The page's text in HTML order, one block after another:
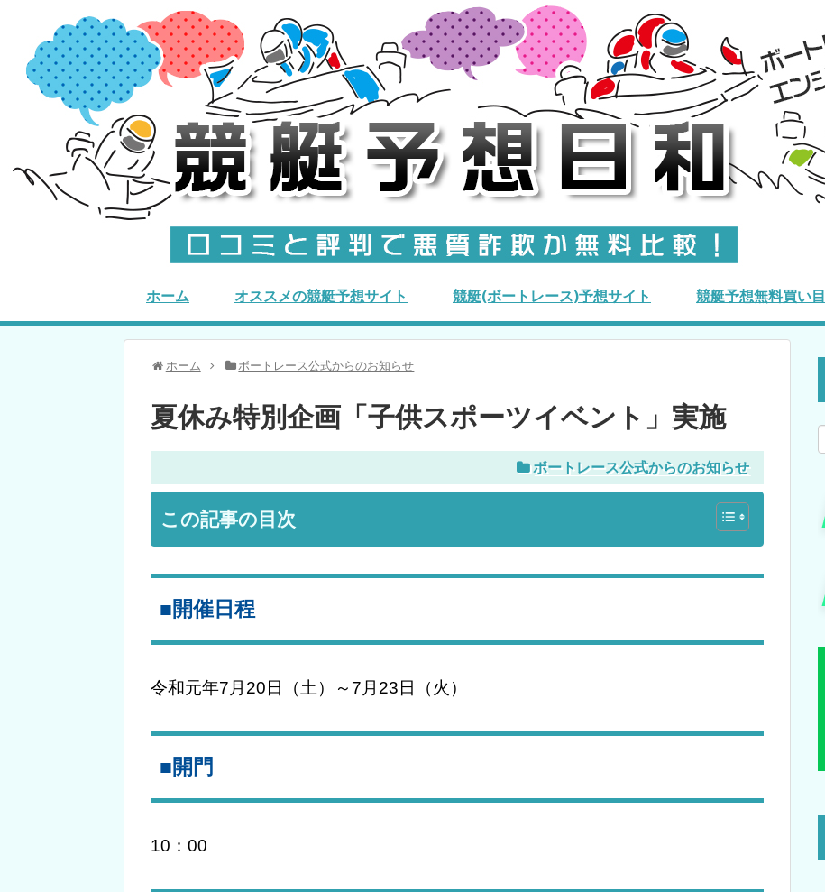
ホーム オススメの競艇予想サイト 競艇(ボートレース)予想サイト 競艇予想無料買い目
ホーム ボートレース公式からのお知らせ
夏休み特別企画「子供スポーツイベント」実施
ボートレース公式からのお知らせ
この記事の目次
■開催日程
令和元年7月20日（土）～7月23日（火）
■開門
10：00